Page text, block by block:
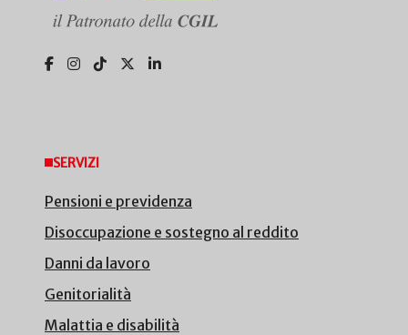
SERVIZI
Pensioni e previdenza
Disoccupazione e sostegno al reddito
Danni da lavoro
Genitorialità
Malattia e disabilità